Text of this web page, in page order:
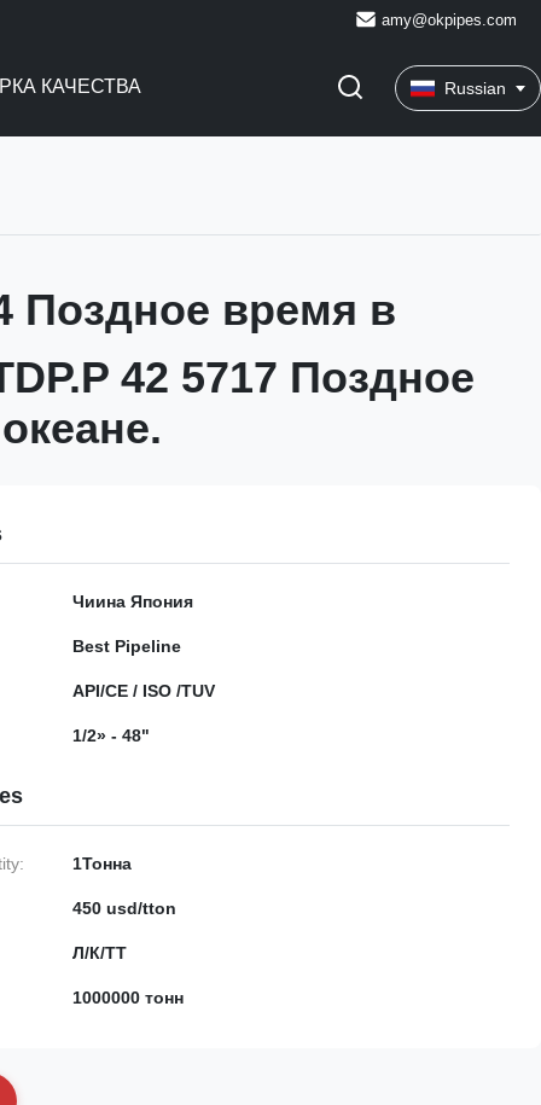
amy@okpipes.com
КАЧЕСТВА Russian
Поздное время в
42 5717 Поздное
Чиина Япония
Best Pipeline
API/CE / ISO /TUV
1/2» - 48"
1Тонна
450 usd/tton
Л/К/ТТ
1000000 тонн